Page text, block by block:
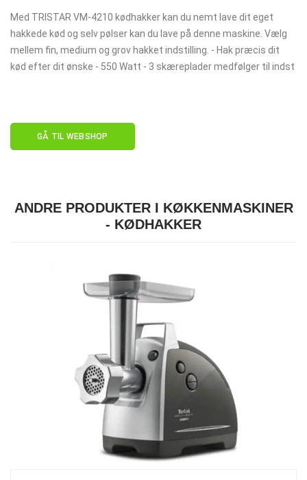
Med TRISTAR VM-4210 kødhakker kan du nemt lave dit eget
hakkede kød og selv pølser kan du lave på denne maskine. Vælg
mellem fin, medium og grov hakket indstilling. - Hak præcis dit
kød efter dit ønske - 550 Watt - 3 skæreplader medfølger til indst
GÅ TIL WEBSHOP
ANDRE PRODUKTER I KØKKENMASKINER
- KØDHAKKER